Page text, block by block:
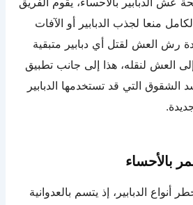
منعا لجذب الدبابير أو الآفات
رش العش لقتل أي دبابير متبقية
العش لنقله، هذا إلى جانب تطبيق
الشقوق التي قد تستخدمها الدبابير
بالأحساء
أنواع الدبابير، إذ يتسم بالعدوانية